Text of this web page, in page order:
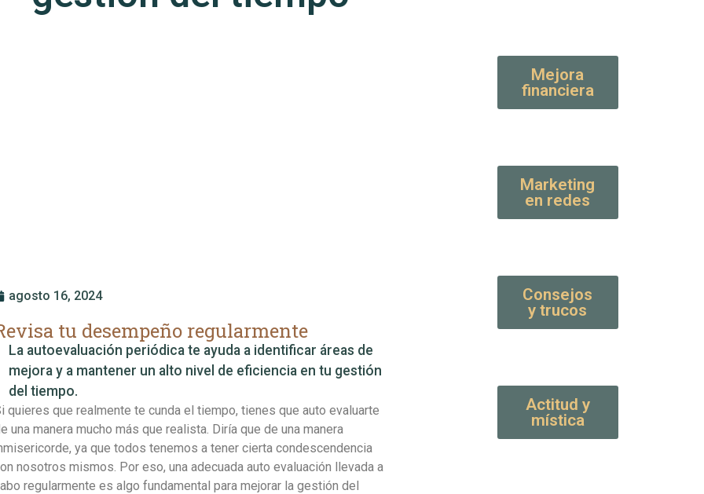
agosto 16, 2024
tu desempeño regularmente
La autoevaluación periódica te ayuda a identificar áreas de
mejora y a mantener un alto nivel de eficiencia en tu gestión
del tiempo.
quieres que realmente te cunda el tiempo, tienes que auto evaluarte
una manera mucho más que realista. Diría que de una manera
ya que todos tenemos a tener cierta condescendencia
nosotros mismos. Por eso, una adecuada auto evaluación llevada a
regularmente es algo fundamental para mejorar la gestión del
Mejora
financiera
Marketing
en redes
Consejos
y trucos
Actitud y
mística